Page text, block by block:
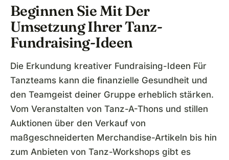
Beginnen Sie Mit Der
Umsetzung Ihrer Tanz-
Fundraising-Ideen
Die Erkundung kreativer Fundraising-Ideen Für
Tanzteams kann die finanzielle Gesundheit und
den Teamgeist deiner Gruppe erheblich stärken.
Vom Veranstalten von Tanz-A-Thons und stillen
Auktionen über den Verkauf von
maßgeschneiderten Merchandise-Artikeln bis hin
zum Anbieten von Tanz-Workshops gibt es